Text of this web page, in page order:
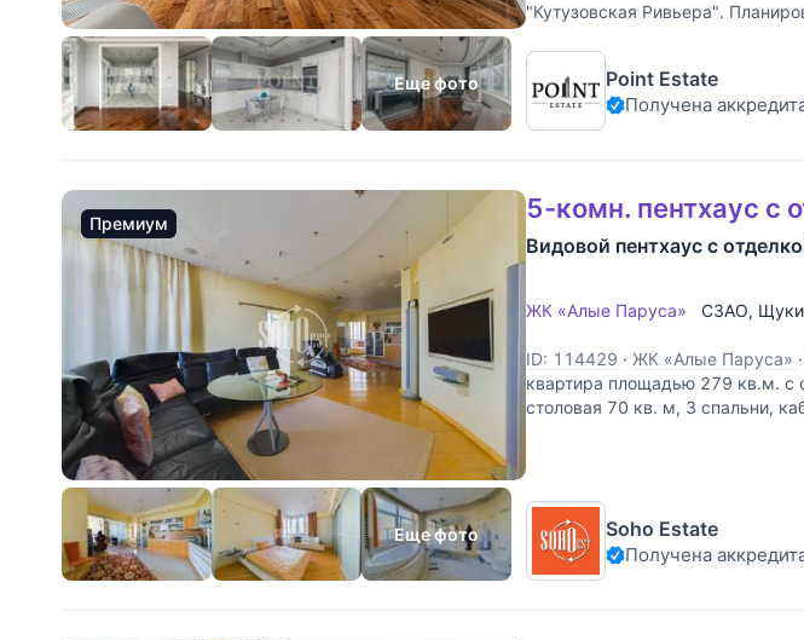
Еще фото
"Кутузовская Ривьера".
Point Estate
Получена
Премиум
Еще фото
5-комн. пентхаус с
Видовой пентхаус с
ЖК «Алые Паруса» СЗАО,
ID: 114429 · ЖК «Алые Паруса» ·
квартира площадью 279 кв.м. с
столовая 70 кв. м, 3 спальни,
Soho Estate
Получена